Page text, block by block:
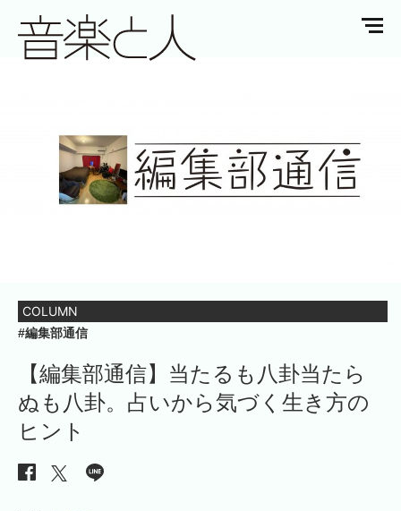
COLUMN
#編集部通信
【編集部通信】当たるも八卦当たら
ぬも八卦。占いから気づく生き方の
ヒント